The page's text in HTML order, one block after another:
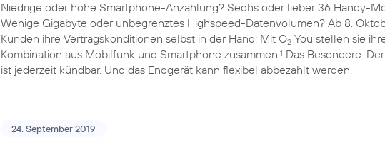
Niedrige oder hohe Smartphone-Anzahlung? Sechs oder lieber 36 Handy-
Wenige Gigabyte oder unbegrenztes Highspeed-Datenvolumen? Ab 8.
Kunden ihre Vertragskonditionen selbst in der Hand: Mit O2 You stellen sie
Kombination aus Mobilfunk und Smartphone zusammen.1 Das Besondere:
ist jederzeit kündbar. Und das Endgerät kann flexibel abbezahlt werden.
24. September 2019